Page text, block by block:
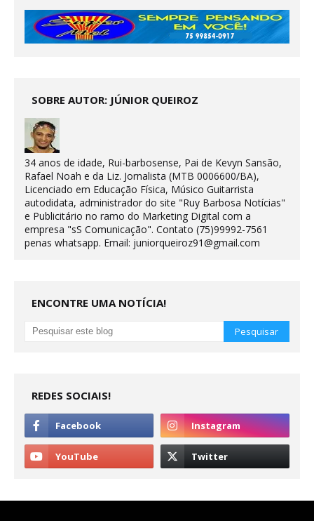
SOBRE AUTOR: JÚNIOR QUEIROZ
34 anos de idade, Rui-barbosense, Pai de Kevyn Sansão,
Rafael Noah e da Liz. Jornalista (MTB 0006600/BA),
Licenciado em Educação Física, Músico Guitarrista
autodidata, administrador do site "Ruy Barbosa Notícias"
e Publicitário no ramo do Marketing Digital com a
empresa "sS Comunicação". Contato (75)99992-7561
penas whatsapp. Email: juniorqueiroz91@gmail.com
ENCONTRE UMA NOTÍCIA!
REDES SOCIAIS!